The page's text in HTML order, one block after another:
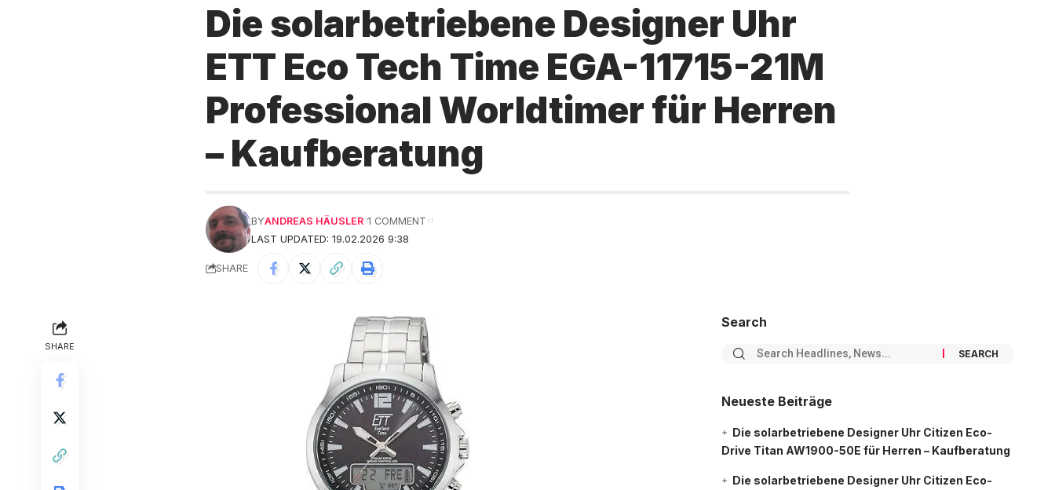
Die solarbetriebene Designer Uhr
ETT Eco Tech Time EGA-11715-21M
Professional Worldtimer für Herren
– Kaufberatung
LAST UPDATED: 19.02.2026 9:38
BYANDREAS HÄUSLER 1 COMMENT
SHARE
SHARE
Search
Neueste Beiträge
Die solarbetriebene Designer Uhr Citizen Eco-
Drive Titan AW1900-50E für Herren – Kaufberatung
Die solarbetriebene Designer Uhr Citizen Eco-